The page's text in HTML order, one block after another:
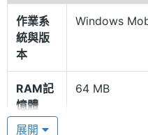
首先，先從外觀設計來
X500 幾乎擁有一模一
度。在功能加強上，
用的 WM5.0，而採用最
作業系
統與版
本
Windows
RAM記
憶體
64 MB
展開